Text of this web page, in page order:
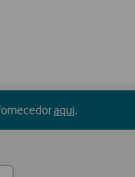
aqui.